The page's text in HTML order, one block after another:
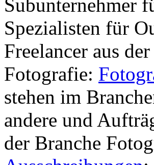
Subunternehmer
Spezialisten für
Freelancer aus
Fotografie:
stehen im
andere und
der Branche